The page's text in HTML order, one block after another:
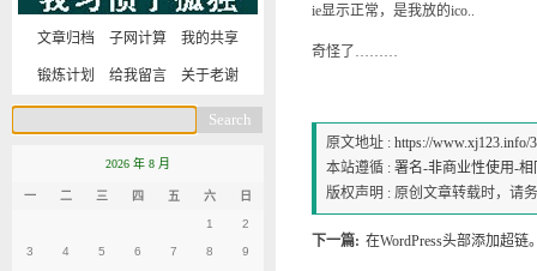
ie显示正常，是我放的ico..
奇怪了………
原文地址 :https://www.xj123.info/
本站遵循 :署名-非商业性使用-相
版权声明 : 原创文章转载时，请
下一篇: 在WordPress头部添加超链
文章归档 子网计算 我的共享
锻炼计划 给我留言 关于老谢
2026 年 8 月
一 二 三 四 五 六 日
1 2
3 4 5 6 7 8 9